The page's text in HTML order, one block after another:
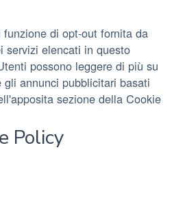
di opt-out fornita da
servizi elencati in questo
possono leggere di più su
annunci pubblicitari basati
sezione della Cookie
Policy